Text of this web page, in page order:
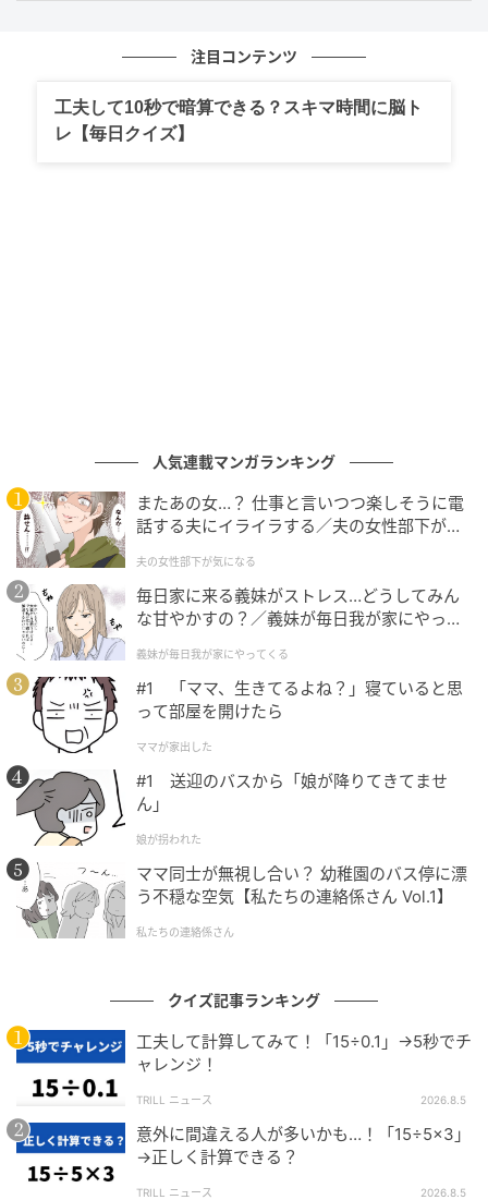
あとは、式に書いてある順番に数を足していけば答え
そもそも、負の数の計算はイメージしづらいもので
す。
そこで、今回は数直線を使って負の数の引き算の仕組
みを考えてみましょう。
まず、足し算は数直線上を前向きに移動すること、引
ただし、このときどちらを向いているかで移動する方
向は異なってきます。正の数の計算をする場合は、右
を向いている人が、前や後ろに移動するのだと考えて
ください。
例えば、正の数の足し算「0+5」は数直線上の0にいる
人が「右を向きながら前に5進む
」状態だと考えます。
注目コンテンツ
工夫して10秒で暗算できる？スキマ時間に脳ト
レ【毎日クイズ】
人気連載マンガランキング
またあの女…？ 仕事と言いつつ楽しそうに電
話する夫にイライラする／夫の女性部下が気
夫の女性部下が気になる
毎日家に来る義妹がストレス…どうしてみん
な甘やかすの？／義妹が毎日我が家にやって
が】
義妹が毎日我が家にやってくる
#1 「ママ、生きてるよね？」寝ていると思
って部屋を開けたら
ママが家出した
#1 送迎のバスから「娘が降りてきてませ
ん」
娘が拐われた
ママ同士が無視し合い？ 幼稚園のバス停に漂
う不穏な空気【私たちの連絡係さん Vol.1】
私たちの連絡係さん
クイズ記事ランキング
工夫して計算してみて！「15÷0.1」→5秒でチ
ャレンジ！
TRILL ニュース 2026.8.5
意外に間違える人が多いかも…！「15÷5×3」
→正しく計算できる？
TRILL ニュース 2026.8.5